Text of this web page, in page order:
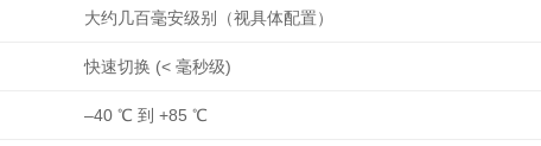
大约几百毫安级别（视具体配置）
快速切换 (< 毫秒级)
–40 ℃ 到 +85 ℃